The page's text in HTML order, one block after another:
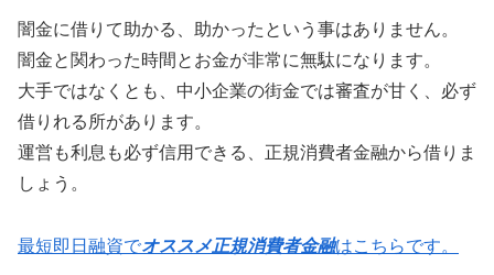
闇金に借りて助かる、助かったという事はありません。
闇金と関わった時間とお金が非常に無駄になります。
大手ではなくとも、中小企業の街金では審査が甘く、必ず
借りれる所があります。
運営も利息も必ず信用できる、正規消費者金融から借りま
しょう。
最短即日融資でオススメ正規消費者金融はこちらです。